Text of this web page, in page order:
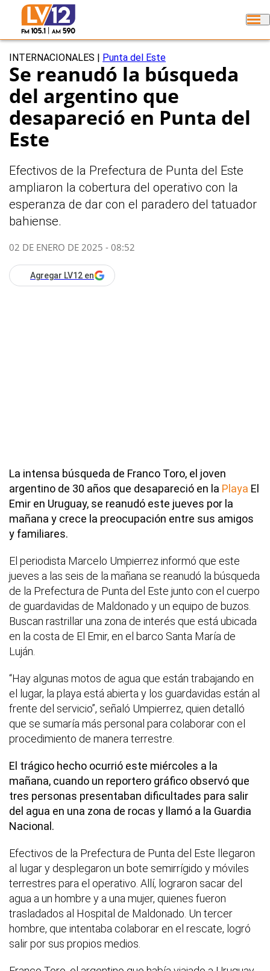
INTERNACIONALES Punta del Este
Se reanudó la búsqueda
del argentino que
desapareció en Punta del
Este
Efectivos de la Prefectura de Punta del Este
ampliaron la cobertura del operativo con la
esperanza de dar con el paradero del tatuador
bahiense.
02 DE ENERO DE 2025 - 08:52
Agregar LV12 en
La intensa búsqueda de Franco Toro, el joven
argentino de 30 años que desapareció en la Playa El
Emir en Uruguay, se reanudó este jueves por la
mañana y crece la preocupación entre sus amigos
y familiares.
El periodista Marcelo Umpierrez informó que este
jueves a las seis de la mañana se reanudó la búsqueda
de la Prefectura de Punta del Este junto con el cuerpo
de guardavidas de Maldonado y un equipo de buzos.
Buscan rastrillar una zona de interés que está ubicada
en la costa de El Emir, en el barco Santa María de
Luján.
“Hay algunas motos de agua que están trabajando en
el lugar, la playa está abierta y los guardavidas están al
frente del servicio”, señaló Umpierrez, quien detalló
que se sumaría más personal para colaborar con el
procedimiento de manera terrestre.
El trágico hecho ocurrió este miércoles a la
mañana, cuando un reportero gráfico observó que
tres personas presentaban dificultades para salir
del agua en una zona de rocas y llamó a la Guardia
Nacional.
Efectivos de la Prefectura de Punta del Este llegaron
al lugar y desplegaron un bote semirrígido y móviles
terrestres para el operativo. Allí, lograron sacar del
agua a un hombre y a una mujer, quienes fueron
trasladados al Hospital de Maldonado. Un tercer
hombre, que intentaba colaborar en el rescate, logró
salir por sus propios medios.